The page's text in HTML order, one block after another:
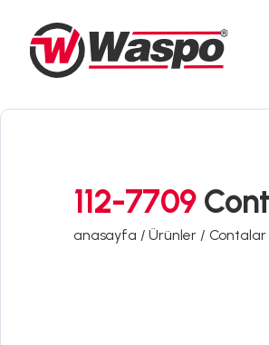
112-7709
anasayfa /Ürünler / Contalar